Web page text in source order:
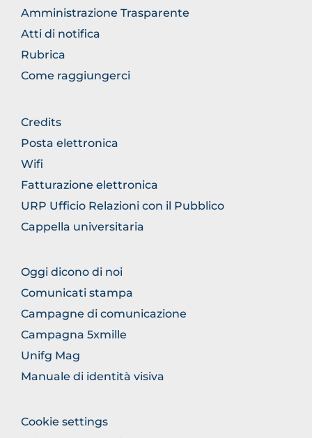
Amministrazione Trasparente
Atti di notifica
Rubrica
Come raggiungerci
FOOTER
GENERICO
Credits
Posta elettronica
Wifi
Fatturazione elettronica
URP Ufficio Relazioni con il Pubblico
Cappella universitaria
FOOTER
COMUNICAZIONE
Oggi dicono di noi
Comunicati stampa
Campagne di comunicazione
Campagna 5xmille
Unifg Mag
Manuale di identità visiva
FOOTER
Cookie settings